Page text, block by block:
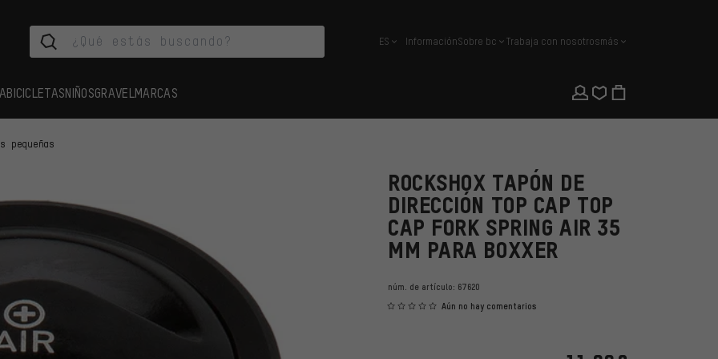
español
ES InformaciónSobre bc Trabaja con nosotrosmás
BICICLETASNIÑOSGRAVEL MARCAS
pequeñas
ROCKSHOX TAPÓN DE
DIRECCIÓN TOP CAP TOP
CAP FORK SPRING AIR 35
MM PARA BOXXER
núm. de artículo: 67620
Aún no hay comentarios